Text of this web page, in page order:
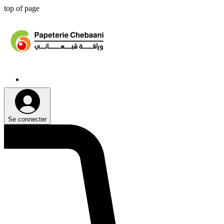
top of page
Se connecter